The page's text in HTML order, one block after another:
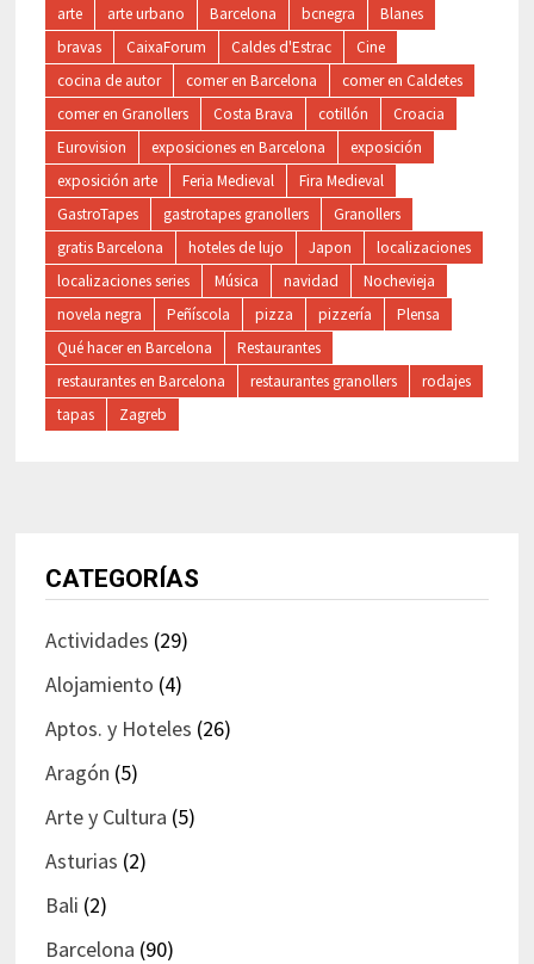
arte arte urbano Barcelona bcnegra
Blanes
bravas
CaixaForum Caldes d'Estrac
Cine
cocina de autor
comer en Barcelona
comer en Caldetes
comer en Granollers
Costa Brava cotillón
Croacia
Eurovision
exposiciones en Barcelona
exposición
exposición arte
Feria Medieval
Fira Medieval
GastroTapes
gastrotapes granollers
Granollers
gratis Barcelona
hoteles de lujo Japon
localizaciones
localizaciones series
Música navidad
Nochevieja
novela negra
Peñíscola pizza pizzería
Plensa
Qué hacer en Barcelona
Restaurantes
restaurantes en Barcelona
restaurantes granollers
rodajes
tapas
Zagreb
CATEGORÍAS
Actividades (29)
Alojamiento (4)
Aptos. y Hoteles (26)
Aragón (5)
Arte y Cultura (5)
Asturias (2)
Bali (2)
Barcelona (90)